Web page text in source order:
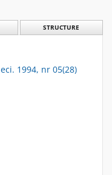
STRUCTURE
1994, nr 05(28)